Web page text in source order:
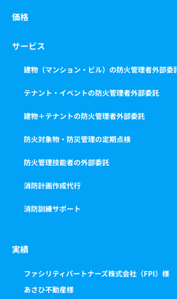
価格
サービス
建物（マンション・ビル）の防火管理者外部委
テナント・イベントの防火管理者外部委託
建物＋テナントの防火管理者外部委託
防火対象物・防災管理の定期点検
防火管理技能者の外部委託
消防計画作成代行
消防訓練サポート
実績
ファシリティパートナーズ株式会社（FPI）様
あさひ不動産様